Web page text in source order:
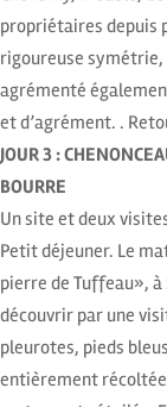
propriétaires depuis
rigoureuse symétrie,
agrémenté
et d’agrément. .
JOUR 3 :
BOURRE
Un site et deux
Petit déjeuner. Le
pierre de Tuffeau»,
découvrir par une
pleurotes, pieds
entièrement